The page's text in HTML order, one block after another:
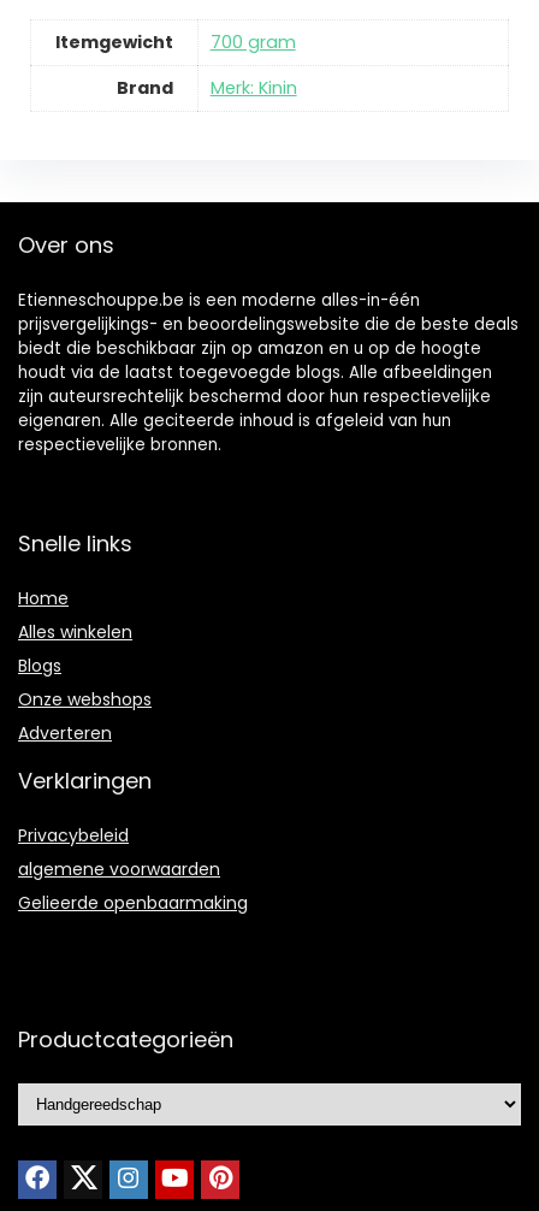
Itemgewicht
‎700 gram
Brand
Merk: Kinin
Over ons
Etienneschouppe.be is een moderne alles-in-één
prijsvergelijkings- en beoordelingswebsite die de beste deals
biedt die beschikbaar zijn op amazon en u op de hoogte
houdt via de laatst toegevoegde blogs. Alle afbeeldingen
zijn auteursrechtelijk beschermd door hun respectievelijke
eigenaren. Alle geciteerde inhoud is afgeleid van hun
respectievelijke bronnen.
Snelle links
Home
Alles winkelen
Blogs
Onze webshops
Adverteren
Verklaringen
Privacybeleid
algemene voorwaarden
Gelieerde openbaarmaking
Productcategorieën